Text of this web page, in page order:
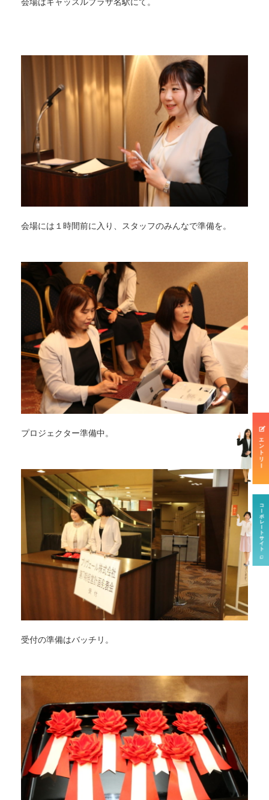
会場はキャッスルプラザ名駅にて。
会場には１時間前に入り、スタッフのみんなで準備を。
プロジェクター準備中。
受付の準備はバッチリ。